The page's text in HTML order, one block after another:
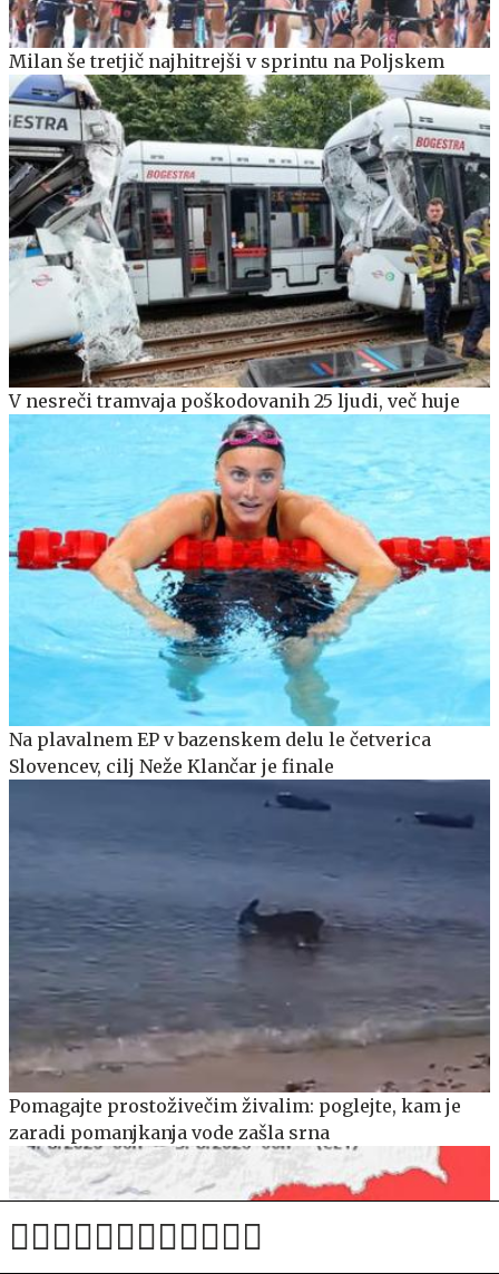
Milan še tretjič najhitrejši v sprintu na Poljskem
V nesreči tramvaja poškodovanih 25 ljudi, več huje
Na plavalnem EP v bazenskem delu le četverica
Slovencev, cilj Neže Klančar je finale
Pomagajte prostoživečim živalim: poglejte, kam je
zaradi pomanjkanja vode zašla srna